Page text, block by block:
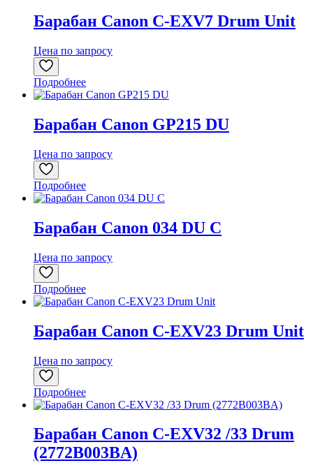
Барабан Canon C-EXV7 Drum Unit
Цена по запросу
Подробнее
Барабан Canon GP215 DU
Цена по запросу
Подробнее
Барабан Canon 034 DU C
Цена по запросу
Подробнее
Барабан Canon C-EXV23 Drum Unit
Цена по запросу
Подробнее
Барабан Canon C-EXV32 /33 Drum
(2772B003BA)